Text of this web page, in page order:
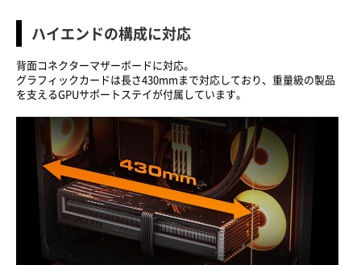
ハイエンドの構成に対応
背面コネクターマザーボードに対応。
グラフィックカードは長さ430mmまで対応しており、重量級の製品
を支えるGPUサポートステイが付属しています。